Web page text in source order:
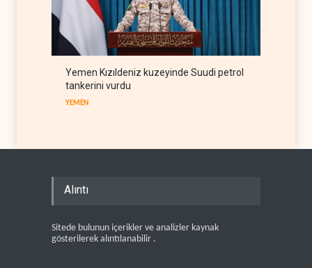
Yemen Kızıldeniz kuzeyinde Suudi petrol
tankerini vurdu
YEMEN
Alıntı
Sitede bulunun içerikler ve analizler kaynak
gösterilerek alıntılanabilir .